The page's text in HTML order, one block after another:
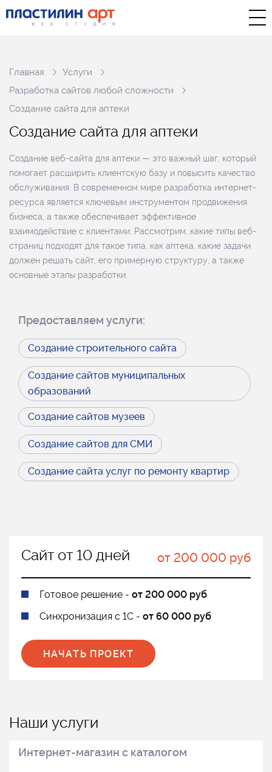
Главная
Услуги
Разработка сайтов любой сложности
Создание сайта для аптеки
Создание сайта для аптеки
Создание веб-сайта для аптеки — это важный шаг, который
помогает расширить клиентскую базу и повысить качество
обслуживания. В современном мире разработка интернет-
ресурса является ключевым инструментом продвижения
бизнеса, а также обеспечивает эффективное
взаимодействие с клиентами. Рассмотрим, какие типы веб-
страниц подходят для такое типа, как аптека, какие задачи
должен решать сайт, его примерную структуру, а также
основные этапы разработки.
Предоставляем услуги:
Создание строительного сайта
Создание сайтов муниципальных
образований
Создание сайтов музеев
Создание сайтов для СМИ
Создание сайта услуг по ремонту квартир
Сайт от 10 дней от 200 000 руб
Готовое решение - от 200 000 руб
Синхронизация с 1С - от 60 000 руб
НАЧАТЬ ПРОЕКТ
Наши услуги
Интернет-магазин с каталогом